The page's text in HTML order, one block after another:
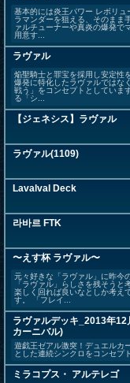
基本的には炎王パワー レボリ
ラマンダーを狙える、そのまま
ァルチューナーや真炎の爆発で
用意す...
ラヴァル
焔聖騎士と罪宝を採用し安定性
爆発に特化したラヴァルではな
戦う」をコンセプトとしていま
る「シ...
【ジェネシス】ラヴァル
ラヴァル(1109)
Lavalval Deck
라바르 FTK
〜えす杯 ラヴァル〜
元々好きな「ラヴァル」に昨今
「ラヴァル」らしさを残そうと
楽しく回れば良いなとしか考え
す。 「フレイ...
ラヴァルデッキ_2013年
カーニバル)
遊戯王ゼアル激突！デュエルカ
とした連続シンクロをコンセプ
ミラコプス・ アルテレゴ